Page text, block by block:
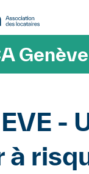
Aller
Genève
-
à